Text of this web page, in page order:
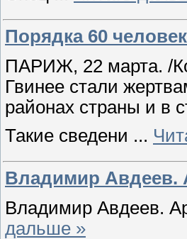
Порядка 60
ПАРИЖ, 22 марта. /
Гвинее стали
районах страны и в
Такие сведени ...
Владимир Авдеев.
Владимир Авдеев.
дальше »